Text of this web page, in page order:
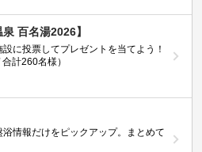
泉 百名湯2026】
に投票してプレゼントを当てよう！
計260名様）
浴情報だけをピックアップ。まとめて